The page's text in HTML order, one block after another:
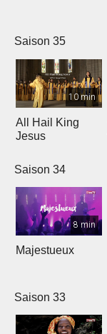
Saison 35
10 min
All Hail King
Jesus
Saison 34
8 min
Majestueux
Saison 33